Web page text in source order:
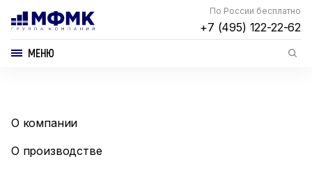
По России бесплатно
+7 (495) 122-22-62
МЕНЮ
О компании
О производстве